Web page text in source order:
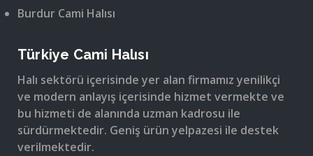
Burdur Cami Halısı
Türkiye Cami Halısı
Halı sektörü içerisinde yer alan firmamız yenilikçi
ve modern anlayış içerisinde hizmet vermekte ve
bu hizmeti de alanında uzman kadrosu ile
sürdürmektedir. Geniş ürün yelpazesi ile destek
verilmektedir.